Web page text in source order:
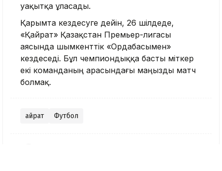
уақытқа ұласады.
Қарымта кездесуге дейін, 26 шілдеде,
«Қайрат» Қазақстан Премьер-лигасы
аясында шымкенттік «Ордабасымен»
кездеседі. Бұл чемпиондыққа басты үміткер
екі команданың арасындағы маңызды матч
болмақ.
Қайрат Футбол